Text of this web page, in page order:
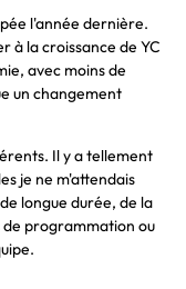
l'année dernière.
à la croissance de YC
avec moins de
un changement
Il y a tellement
je ne m'attendais
longue durée, de la
programmation ou